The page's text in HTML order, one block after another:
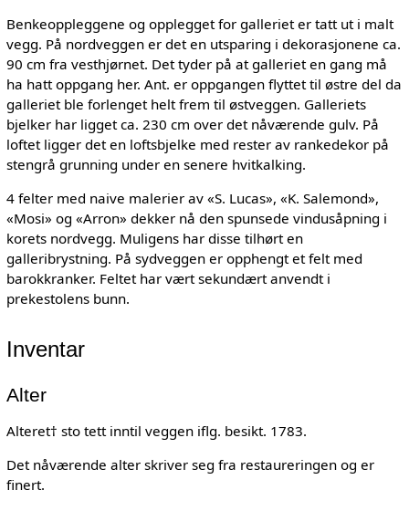
Benkeoppleggene og opplegget for galleriet er tatt ut i malt
vegg. På nordveggen er det en utsparing i dekorasjonene ca.
90 cm fra vesthjørnet. Det tyder på at galleriet en gang må
ha hatt oppgang her. Ant. er oppgangen flyttet til østre del da
galleriet ble forlenget helt frem til østveggen. Galleriets
bjelker har ligget ca. 230 cm over det nåværende gulv. På
loftet ligger det en loftsbjelke med rester av rankedekor på
stengrå grunning under en senere hvitkalking.
4 felter med naive malerier av «S. Lucas», «K. Salemond»,
«Mosi» og «Arron» dekker nå den spunsede vindusåpning i
korets nordvegg. Muligens har disse tilhørt en
galleribrystning. På sydveggen er opphengt et felt med
barokkranker. Feltet har vært sekundært anvendt i
prekestolens bunn.
Inventar
Alter
Alteret† sto tett inntil veggen iflg. besikt. 1783.
Det nåværende alter skriver seg fra restaureringen og er
finert.